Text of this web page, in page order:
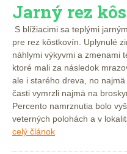
Jarný rez
S blížiacimi sa teplými
pre rez kôstkovín. Uplynulé
náhlymi výkyvmi a zmenami
ktoré mali za následok
ale i starého dreva, no
časti vymrzli najmä na
Percento namrznutia bolo
veterných polohách a v
celý článok